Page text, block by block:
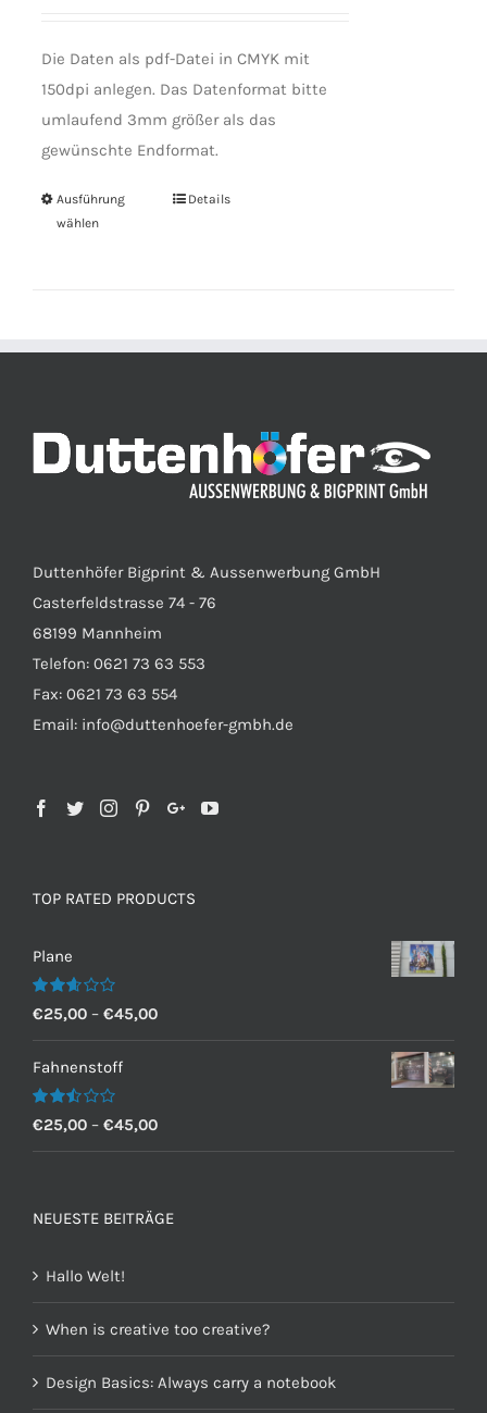
Die Daten als pdf-Datei in CMYK mit
150dpi anlegen. Das Datenformat bitte
umlaufend 3mm größer als das
gewünschte Endformat.
Ausführung
wählen
Details
Duttenhöfer Bigprint & Aussenwerbung GmbH
Casterfeldstrasse 74 - 76
68199 Mannheim
Telefon: 0621 73 63 553
Fax: 0621 73 63 554
Email: info@duttenhoefer-gmbh.de
TOP RATED PRODUCTS
Plane
Bewertet
mit
2.60
von 5
€25,00 – €45,00
Fahnenstoff
Bewertet
mit
2.50
€25,00 – €45,00
NEUESTE BEITRÄGE
Hallo Welt!
When is creative too creative?
Design Basics: Always carry a notebook